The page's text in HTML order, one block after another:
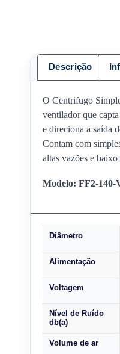
Descrição
O Centrifugo
ventilador que
e direciona a saída
Contam com
altas vazões e
Modelo: FF2-140-
Diâmetro
Alimentação
Voltagem
Nível de Ruído
db(a)
Volume de ar